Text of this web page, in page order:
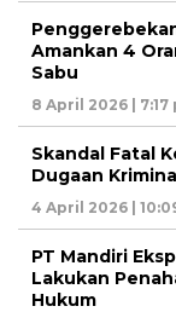
Amankan 4
Sabu
8 April 2026 | 7:17
Skandal Fatal
Dugaan
4 April 2026 |
PT Mandiri
Lakukan
Hukum